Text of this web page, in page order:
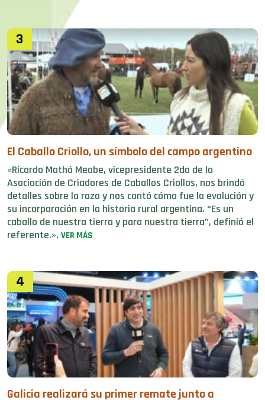
3
El Caballo Criollo, un símbolo del campo argentino
«Ricardo Mathó Meabe, vicepresidente 2do de la
Asociación de Criadores de Caballos Criollos, nos brindó
detalles sobre la raza y nos contó cómo fue la evolución y
su incorporación en la historia rural argentina. “Es un
caballo de nuestra tierra y para nuestra tierra”, definió el
referente.», VER MÁS
4
Galicia realizará su primer remate junto a